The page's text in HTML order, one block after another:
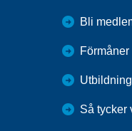
Bli
Förmåner
Så tycker